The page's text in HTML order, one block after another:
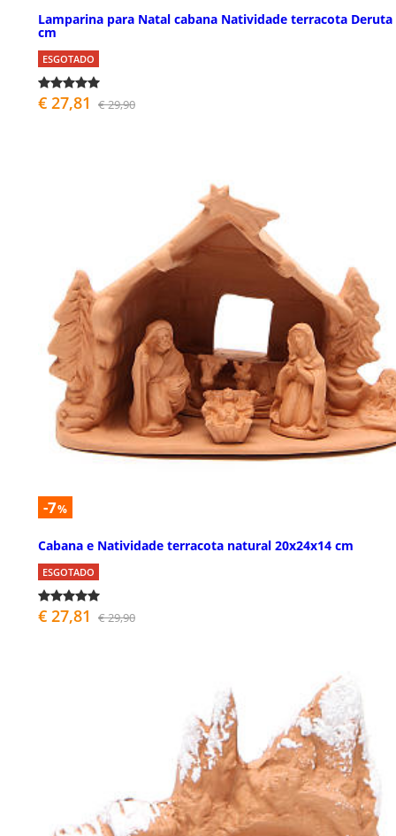
Lamparina para Natal cabana Natividade terracota Deruta
cm
ESGOTADO
€ 27,81 € 29,90
-7%
Cabana e Natividade terracota natural 20x24x14 cm
ESGOTADO
€ 27,81 € 29,90